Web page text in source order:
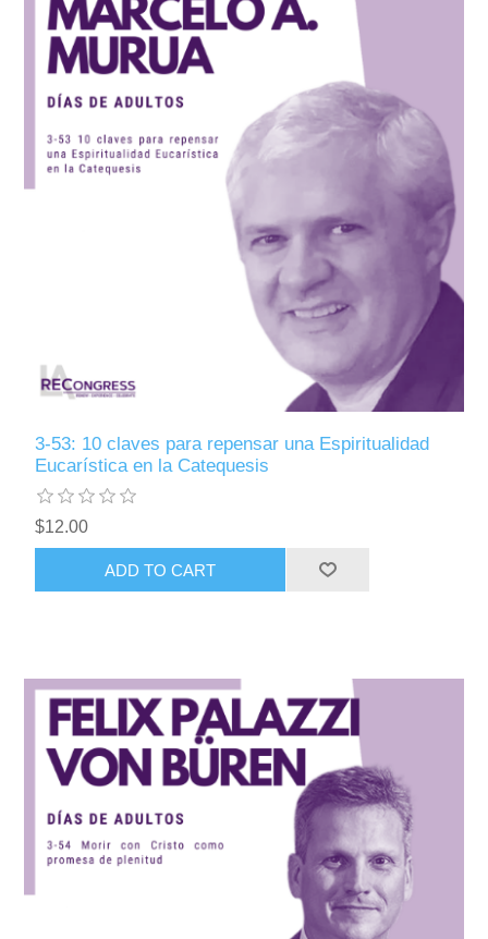
3-53: 10 claves para repensar una Espiritualidad
Eucarística en la Catequesis
$12.00
ADD TO CART